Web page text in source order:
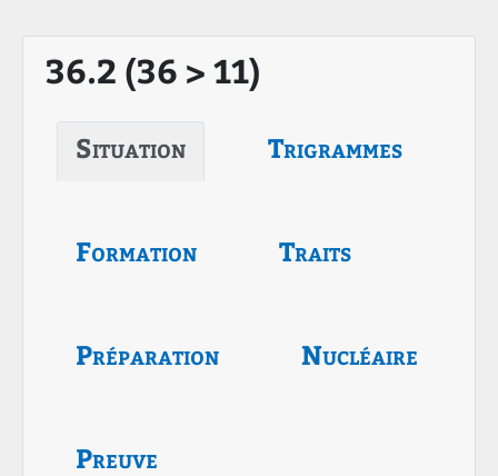
36.2 (36 > 11)
Situation Trigrammes
Formation Traits
Préparation Nucléaire
Preuve